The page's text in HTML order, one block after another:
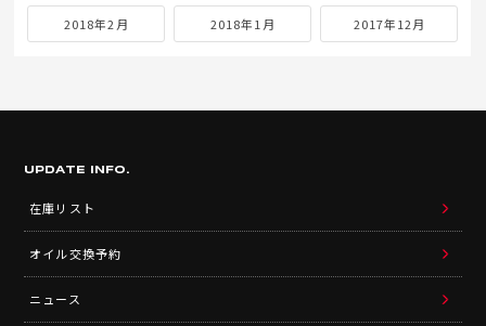
2018年2月 2018年1月 2017年12月
UPDATE INFO.
在庫リスト
オイル交換予約
ニュース